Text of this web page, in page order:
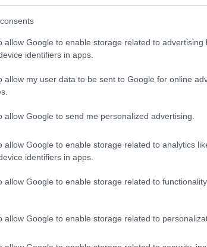
allow Google to enable storage related to advertising
identifiers in apps.
allow my user data to be sent to Google for online
allow Google to send me personalized advertising.
allow Google to enable storage related to analytics
identifiers in apps.
allow Google to enable storage related to
allow Google to enable storage related to
kaphat majd a jövőben. Mindent
elterjedjen hazánkban és a HUMDA
a 2050-es klímacéljaink
a magyar hidrogén völgy
a mintaprojekt során arról, hogy a
ez a technológia
helyettes államtitkára.
csökkentsük a szén-dioxid-
Nemzeti Hidrogénstratégia részét
a tavaly februári budapesti
vesz részt a közösségi
A hidrogén hosszú távon az
egyértelműen ez a jövő egyik